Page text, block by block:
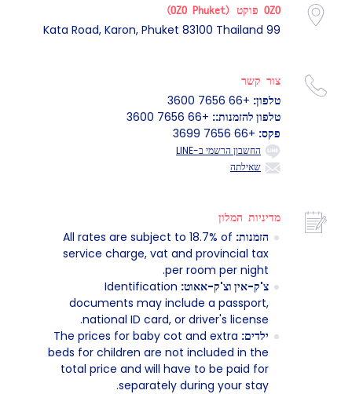
OZO פוקט (OZO Phuket)
99 Kata Road, Karon, Phuket 83100 Thailand
צור קשר
טלפון: +66 7656 3600
טלפון להזמנות:: +66 7656 3600
פקס: +66 7656 3699
החשבון הרשמי ב-LINE
שאילתה
מדיניות המלון
הזמנות: All rates are subject to 18.7% of
service charge, vat and provincial tax
per room per night.
צ'ק-אין וצ'ק-אאוט: Identification
documents may include a passport,
national ID card, or driver's license.
ילדים: The prices for baby cot and extra
beds for children are not included in the
total price and will have to be paid for
separately during your stay.